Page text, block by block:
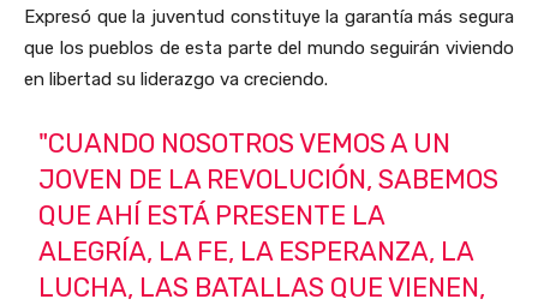
Expresó que la juventud constituye la garantía más segura
que los pueblos de esta parte del mundo seguirán viviendo
en libertad su liderazgo va creciendo.
"CUANDO NOSOTROS VEMOS A UN
JOVEN DE LA REVOLUCIÓN, SABEMOS
QUE AHÍ ESTÁ PRESENTE LA
ALEGRÍA, LA FE, LA ESPERANZA, LA
LUCHA, LAS BATALLAS QUE VIENEN,